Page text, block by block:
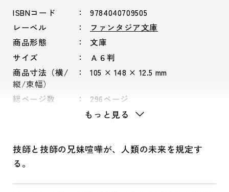
ISBNコード
9784040709505
レーベル
ファンタジア文庫
商品形態
文庫
サイズ
Ａ６判
商品寸法（横/
縦/束幅）
105 × 148 × 12.5 mm
総ページ数 296ページ
もっと見る
技師と技師の兄妹喧嘩が、人類の未来を規定す
る。